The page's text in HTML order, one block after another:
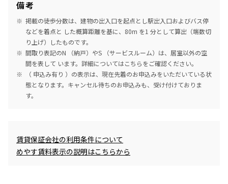
備考
掲載の徒歩分数は、建物の出入口を起点とし駅出入口およびバス停
などを着点と した概算距離を基に、80m を1 分として算出（端数切
り上げ）したものです。
間取り表記のN （納戸）やS （サービスルーム）は、居室以外の空
間を表して います。詳細についてはこちらをご確認ください。
（ 申込み有り ）の表示は、現在先着のお申込みをいただいている状
態となります。キャンセル待ちのお申込みも、受け付けておりま
す。
賃貸保証会社の利用条件について
めやす賃料表示の説明はこちらから